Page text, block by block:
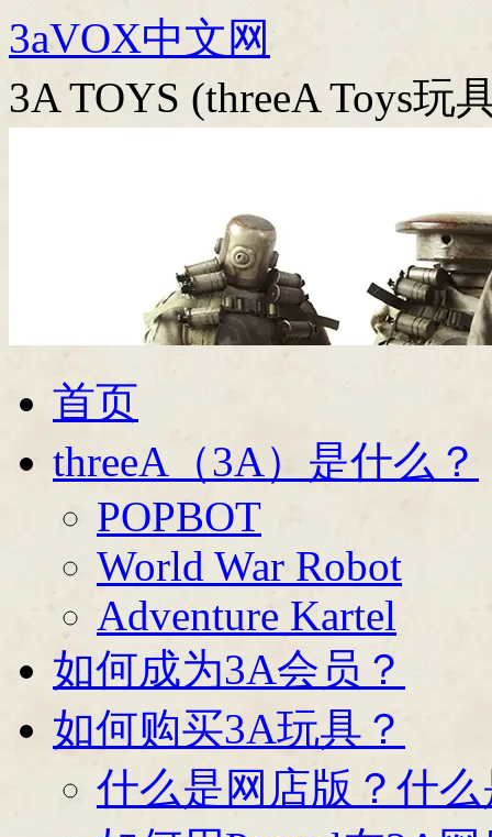
至
正
文
3aVOX中文网
3A TOYS (threeA Toys玩
首页
threeA（3A）是什么？
POPBOT
World War Robot
Adventure Kartel
如何成为3A会员？
如何购买3A玩具？
什么是网店版？什